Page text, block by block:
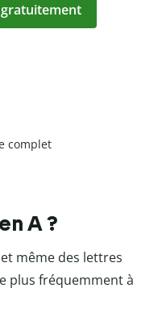
complet
A ?
même des lettres
plus fréquemment à